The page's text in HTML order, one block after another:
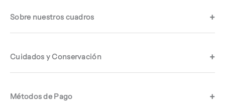
Sobre nuestros cuadros
Cuidados y Conservación
Métodos de Pago